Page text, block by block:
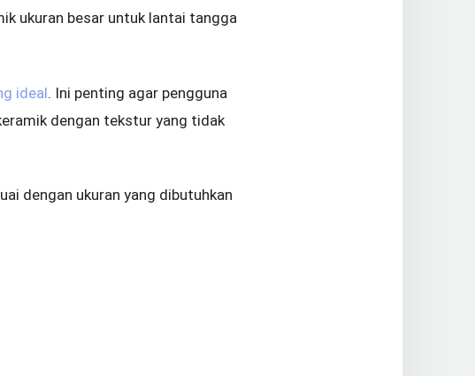
ukuran besar untuk lantai tangga
ideal. Ini penting agar pengguna
dengan tekstur yang tidak
dengan ukuran yang dibutuhkan